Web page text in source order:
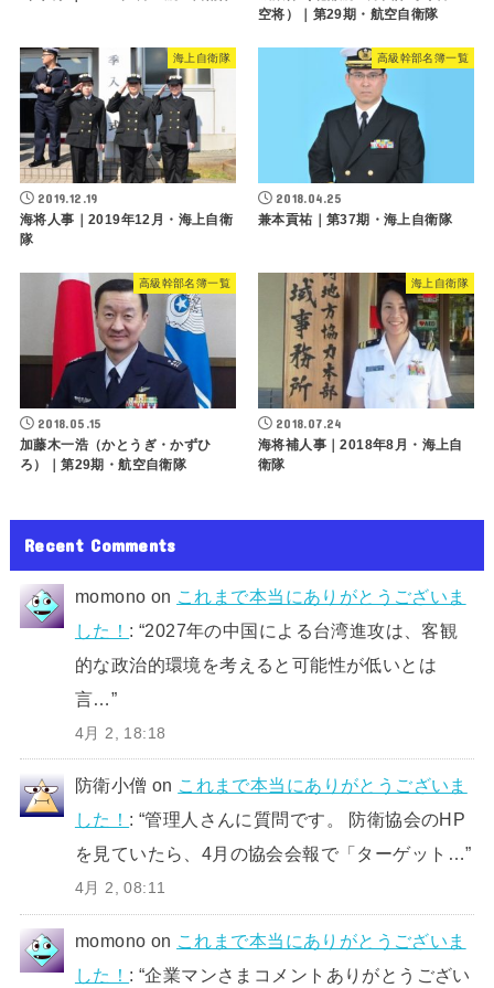
空将）｜第29期・航空自衛隊
海上自衛隊
2019.12.19
海将人事｜2019年12月・海上自衛
隊
高級幹部名簿一覧
2018.04.25
兼本貢祐｜第37期・海上自衛隊
高級幹部名簿一覧
2018.05.15
加藤木一浩（かとうぎ・かずひ
ろ）｜第29期・航空自衛隊
海上自衛隊
2018.07.24
海将補人事｜2018年8月・海上自
衛隊
Recent Comments
momono on これまで本当にありがとうございま
した！ : “2027年の中国による台湾進攻は、客観
的な政治的環境を考えると可能性が低いとは
言…”
4月 2, 18:18
防衛小僧 on これまで本当にありがとうございま
した！ : “管理人さんに質問です。 防衛協会のHP
を見ていたら、4月の協会会報で「ターゲット…”
4月 2, 08:11
momono on これまで本当にありがとうございま
した！ : “企業マンさまコメントありがとうござい